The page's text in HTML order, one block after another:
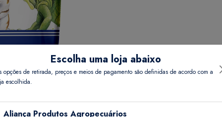
Detalhes do Produto Informações Técnicas
Escolha uma loja abaixo
opções de retirada, preços e meios de pagamento são definidas de acordo com a
escolhida.
Aliança Produtos Agropecuários